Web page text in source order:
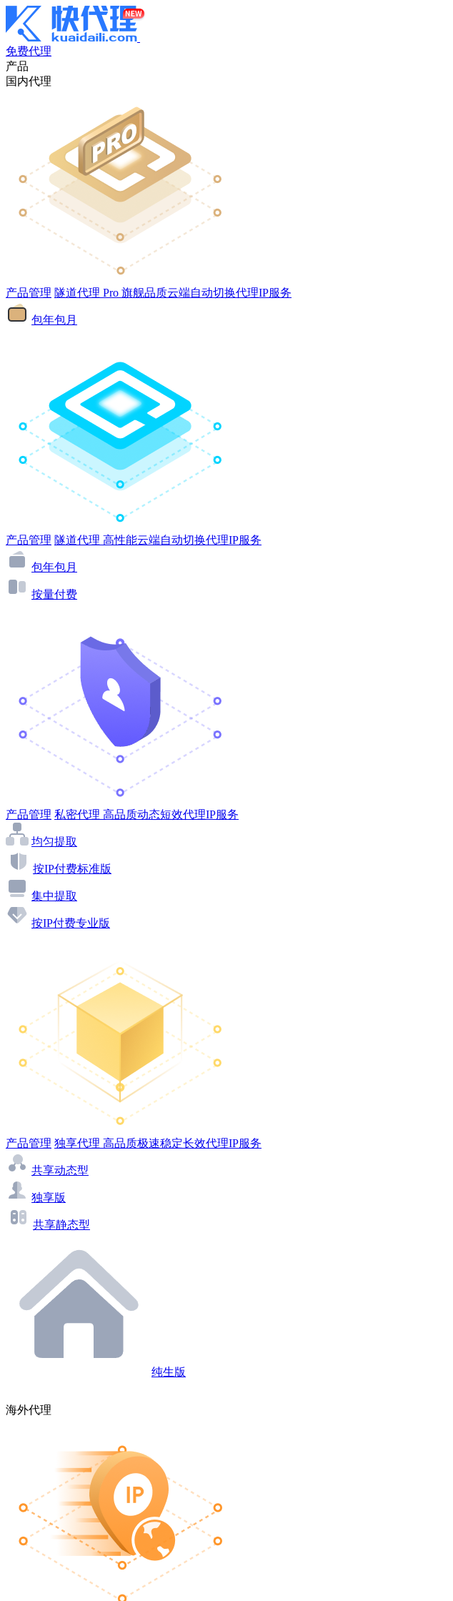
免费代理
产品
国内代理
产品管理 隧道代理 Pro 旗舰品质云端自动切换代理IP服务
包年包月
产品管理 隧道代理 高性能云端自动切换代理IP服务
包年包月
按量付费
产品管理 私密代理 高品质动态短效代理IP服务
均匀提取
按IP付费标准版
集中提取
按IP付费专业版
产品管理 独享代理 高品质极速稳定长效代理IP服务
共享动态型
独享版
共享静态型
纯生版
海外代理